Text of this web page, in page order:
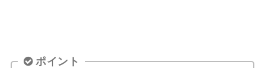
ポイント